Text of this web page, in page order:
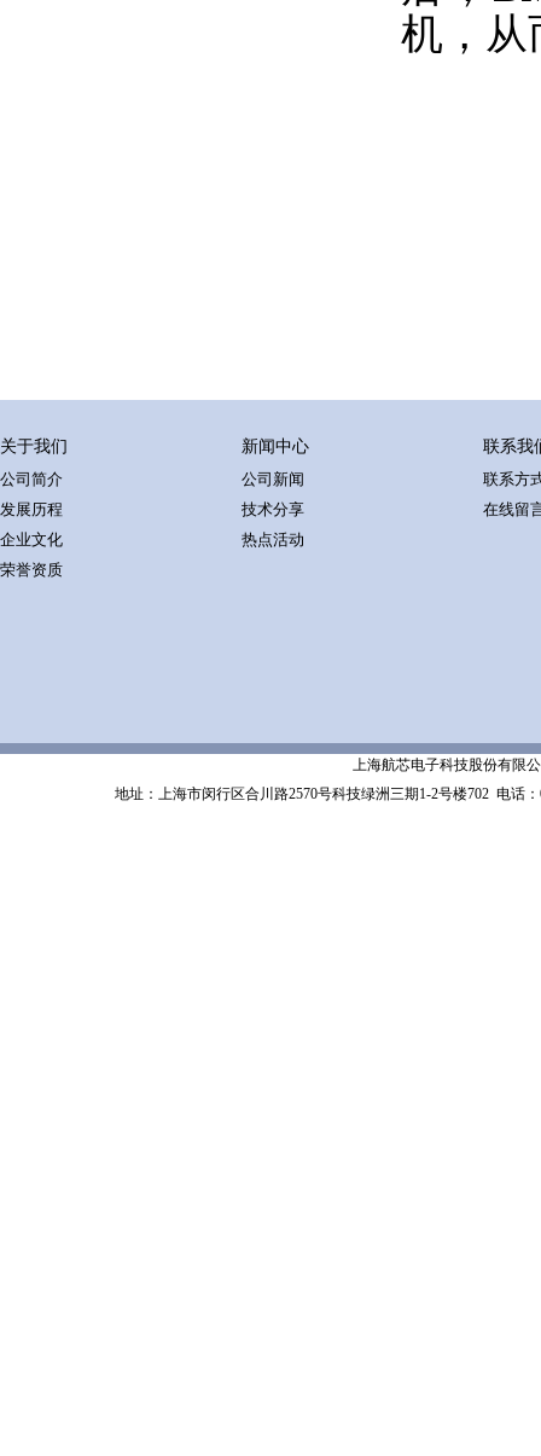
机，从
关于我们
公司简介
发展历程
企业文化
荣誉资质
新闻中心
公司新闻
技术分享
热点活动
联系我
联系方
在线留
上海航芯电子科技股份有限公
地址：上海市闵行区合川路2570号科技绿洲三期1-2号楼702 电话